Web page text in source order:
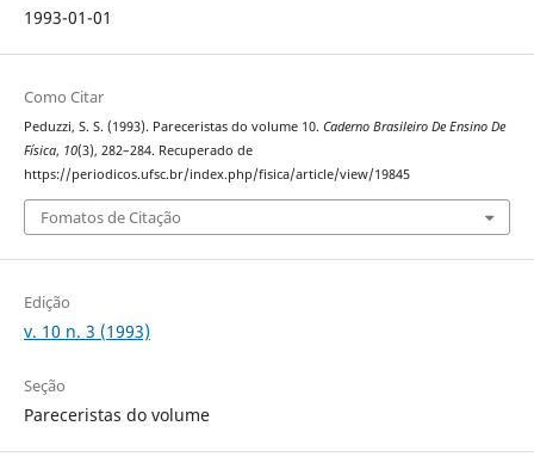
1993-01-01
Como Citar
Peduzzi, S. S. (1993). Pareceristas do volume 10. Caderno Brasileiro De Ensino De
Física, 10(3), 282–284. Recuperado de
https://periodicos.ufsc.br/index.php/fisica/article/view/19845
Fomatos de Citação
Edição
v. 10 n. 3 (1993)
Seção
Pareceristas do volume